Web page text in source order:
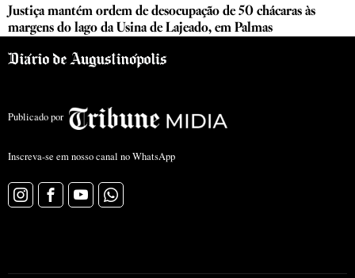
Justiça mantém ordem de desocupação de 50 chácaras às
margens do lago da Usina de Lajeado, em Palmas
Publicado por
Inscreva-se em nosso canal no WhatsApp